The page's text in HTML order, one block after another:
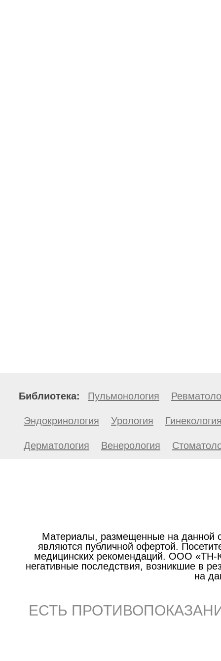
Библиотека: Пульмонология
Эндокринология Урология
Дерматология Венерология
Материалы, размещенные на данной
являются публичной офертой.
медицинских рекомендаций. ООО «ТН-
негативные последствия, возникшие в
на
ЕСТЬ